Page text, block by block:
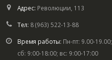
Адрес: Революции, 113
Тел: 8 (963) 522-13-88
Время работы: Пн-пт: 9.00-19.00;
сб: 9:00-18:00; вс: 9:00-17:00